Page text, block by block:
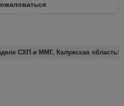
СХП и ММГ, Калужская область: